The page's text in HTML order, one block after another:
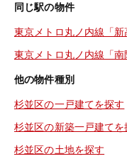
同じ駅の物件
東京メトロ丸ノ内線「
東京メトロ丸ノ内線「
他の物件種別
杉並区の一戸建てを探す
杉並区の新築一戸建てを
杉並区の土地を探す